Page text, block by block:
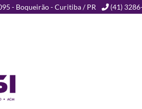
- Boqueirão - Curitiba / PR (41)
para Fachada